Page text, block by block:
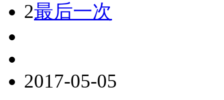
2最后一次
2017-05-05